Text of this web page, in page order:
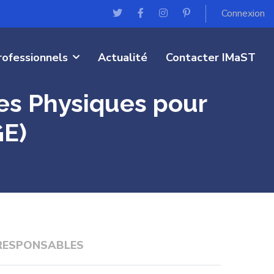
Connexion
Actualité Contacter IMaST
Physiques pour